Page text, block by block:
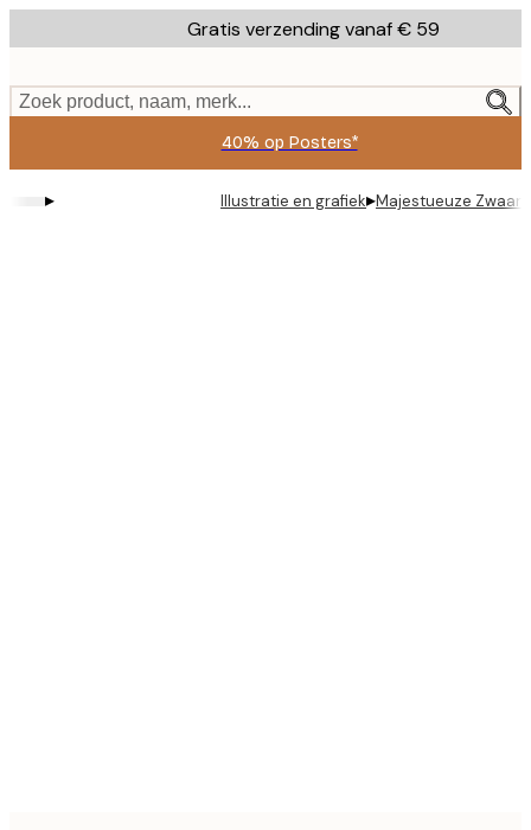
to
content.
Gratis verzending vanaf € 59
Zoek product, naam, merk...
40% op Posters*
▸ Illustratie en grafiek▸Majestueuze Zwaan